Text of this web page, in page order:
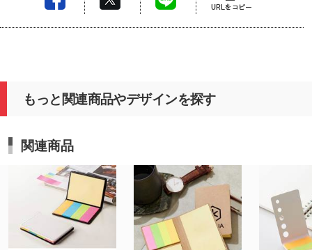
もっと関連商品やデザインを探す
関連商品